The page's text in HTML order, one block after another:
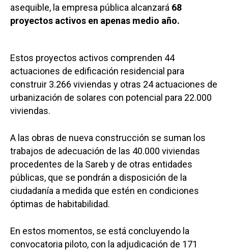
asequible, la empresa pública alcanzará 68
proyectos activos en apenas medio año.
Estos proyectos activos comprenden 44
actuaciones de edificación residencial para
construir 3.266 viviendas y otras 24 actuaciones de
urbanización de solares con potencial para 22.000
viviendas.
A las obras de nueva construcción se suman los
trabajos de adecuación de las 40.000 viviendas
procedentes de la Sareb y de otras entidades
públicas, que se pondrán a disposición de la
ciudadanía a medida que estén en condiciones
óptimas de habitabilidad.
En estos momentos, se está concluyendo la
convocatoria piloto, con la adjudicación de 171